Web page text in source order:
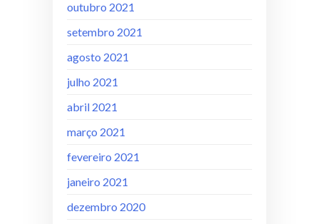
outubro 2021
setembro 2021
agosto 2021
julho 2021
abril 2021
março 2021
fevereiro 2021
janeiro 2021
dezembro 2020